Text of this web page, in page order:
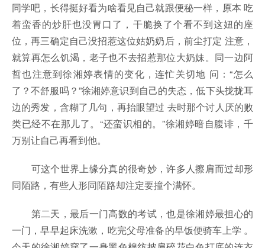
同学吧，长得挺好看为啥看见自己就跟便秘一样，原本 吃
着蛮香的炒肝也没胃口了，干脆换了个看不到这妞的座
位，再三确定自己没招惹这位姑奶奶后，前尘打定 注意，
就算再怎么饥渴，老子也不去招惹那位大奶妹。同一边阿
哲也注意到徐湘婷表情的变化，连忙关切地 问：“怎么
了？不舒服吗？”徐湘婷意识到自己的失态，低下头拢拢耳
边的秀发，含糊了几句，再抬眼望过 去时那个讨人厌的败
类已经不在那儿了。“还蛮识相的。”徐湘婷暗自腹诽，千
万别让自己再看到他。
可这个世界上缘分真的很奇妙，许多人擦肩而过却形
同陌路，有些人形同陌路却注定要撞个满怀。
第二天，最后一门高数的考试，也是徐湘婷最担心的
一门，早早起床洗漱，吃完父母准备的早饭便骑车上学 。